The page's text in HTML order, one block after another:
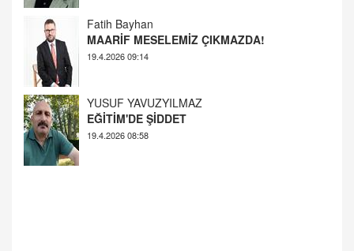
YUSUF YAVUZYILMAZ